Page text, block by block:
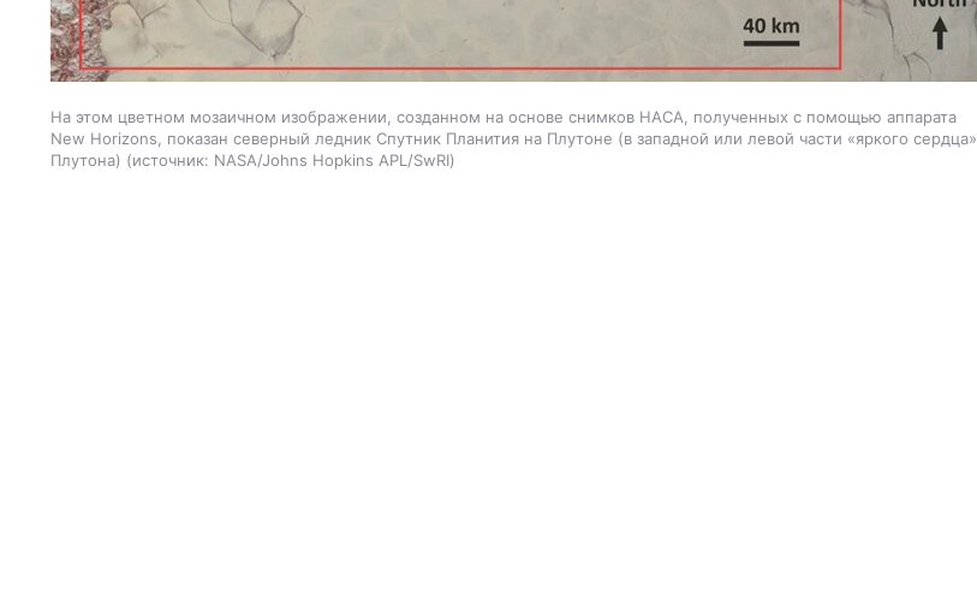
На этом цветном мозаичном изображении, созданном на основе снимков НАСА, полученных с помощью аппарата
New Horizons, показан северный ледник Спутник Планития на Плутоне (в западной или левой части «яркого сердца»
Плутона)
источник: NASA/Johns Hopkins APL/SwRI